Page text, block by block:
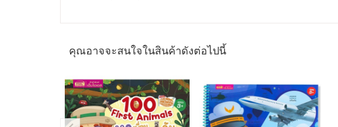
คุณอาจจะสนใจในสินค้าดังต่อไปนี้